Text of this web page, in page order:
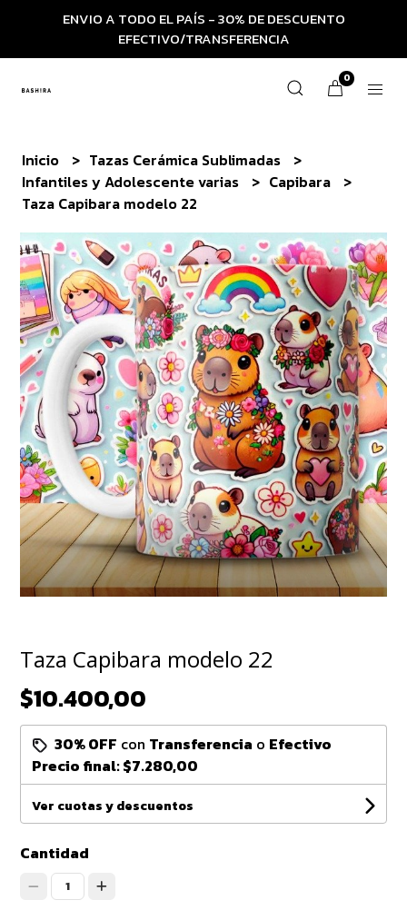
ENVIO A TODO EL PAÍS - 30% DE DESCUENTO
EFECTIVO/TRANSFERENCIA
0
Inicio
Tazas Cerámica Sublimadas
Infantiles y Adolescente varias
Capibara
Taza Capibara modelo 22
Taza Capibara modelo 22
$10.400,00
30% OFF con Transferencia o Efectivo
Precio final:$7.280,00
Ver cuotas y descuentos
Cantidad
1